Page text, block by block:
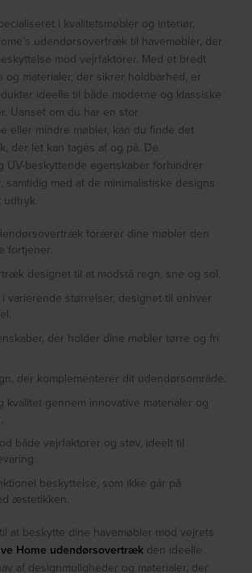
i kvalitetsmøbler og interiør,
udendørsovertræk til havemøbler, der
mod vejrfaktorer. Med et bredt
og materialer, der sikrer holdbarhed, er
ideelle til både moderne og klassiske
Uanset om du har en stor
eller mindre møbler, kan du finde det
der let kan tages af og på. De
UV-beskyttende egenskaber forhindrer
samtidig med at de minimalistiske designs
udtryk.
forærer dine møbler den
fortjener.
designet til at modstå regn, sne og sol.
varierende størrelser, designet til enhver
der holder dine møbler tørre og fri
der komplementerer dit udendørsområde.
kvalitet gennem innovative materialer og
både vejrfaktorer og støv, ideelt til
beskyttelse, som ikke går på
æstetikken.
at beskytte dine havemøbler mod vejrets
Home udendørsovertræk den ideelle
af designmuligheder og materialer, der